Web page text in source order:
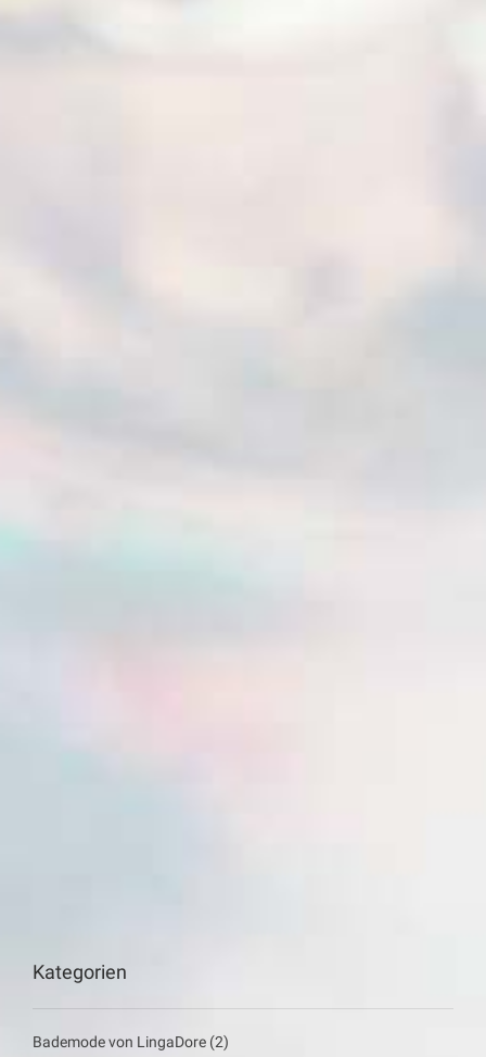
Kategorien
Bademode von LingaDore (2)